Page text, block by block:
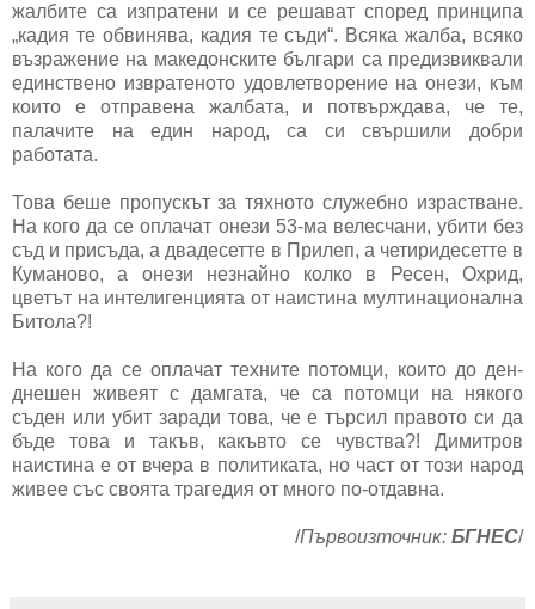
жалбите са изпратени и се решават според принципа
„кадия те обвинява, кадия те съди“. Всяка жалба, всяко
възражение на македонските българи са предизвиквали
единствено извратеното удовлетворение на онези, към
които е отправена жалбата, и потвърждава, че те,
палачите на един народ, са си свършили добри
работата.
Това беше пропускът за тяхното служебно израстване.
На кого да се оплачат онези 53-ма велесчани, убити без
съд и присъда, а двадесетте в Прилеп, а четиридесетте в
Куманово, а онези незнайно колко в Ресен, Охрид,
цветът на интелигенцията от наистина мултинационална
Битола?!
На кого да се оплачат техните потомци, които до ден-
днешен живеят с дамгата, че са потомци на някого
съден или убит заради това, че е търсил правото си да
бъде това и такъв, какъвто се чувства?! Димитров
наистина е от вчера в политиката, но част от този народ
живее със своята трагедия от много по-отдавна.
/Първоизточник: БГНЕС/